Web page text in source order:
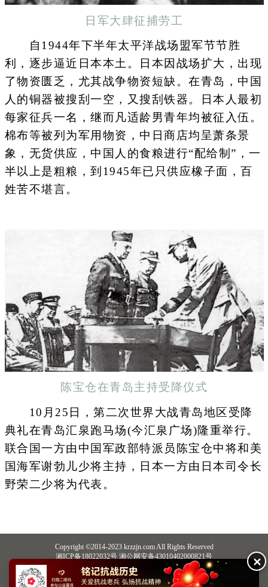
日军大肆征捕劳工
自1944年下半年太平洋战场盟军节节胜
利，逐步逼近日本本土。日本因战场扩大，出现
了物资匮乏，尤其战争物资短缺。在青岛，中国
人的铜器被搜刮一空，又搜刮铁器。日本人最初
每家征兵一名，继而凡适龄男青年均被征入伍。
棉布等被列为军用物资，中日商店均呈萧条景
象，无货供应，中国人的食粮进行“配给制”，一
半以上是粗粮，到1945年已只供应橡子面，百
姓苦不堪言。
陈宝仓在青岛主持受降仪式
10月25日，第二次世界大战青岛地区受降
典礼在青岛汇泉跑马场(今汇泉广场)隆重举行。
联合国一方由中国军政部特派员陈宝仓中将和美
国海军谢勃儿少将主持，日本一方由日本司令长
野荣二少将为代表。
Copyright ©2014-2023 krzzjn.com All Rights Reserved
湘ICP备18022032号 湘公网安备43010402000821号
中央网信办违法和不良信息举报中心
长沙市互联网违法和不良信息举报中心
不良信息举报电话：0731-85531328 19198230121（微信同号）
纠错电话：18182129125 15116420702
✕